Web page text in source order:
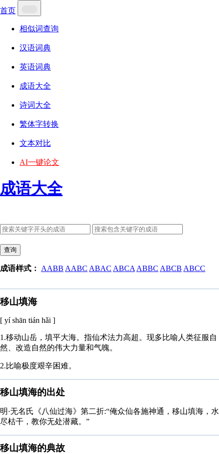
首页
相似词查询
汉语词典
英语词典
成语大全
诗词大全
繁体字转换
文本对比
AI一键论文
成语大全
查询
成语样式： AABB AABC ABAC ABCAABBC ABCB ABCC
移山填海
[ yí shān tián hǎi ]
1.移动山岳，填平大海。指仙术法力高超。现多比喻人类征服自
然、改造自然的伟大力量和气魄。
2.比喻极度艰辛困难。
移山填海的出处
明·无名氏《八仙过海》第二折:“俺众仙各施神通，移山填海，水
尽枯干，教你无处潜藏。”
移山填海的典故